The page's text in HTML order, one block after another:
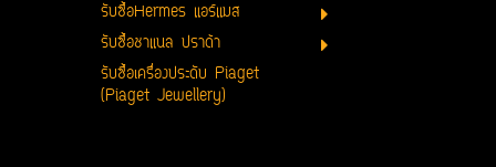
รับซื้อHermes แอร์แมส
รับซื้อชาแนล ปราด้า
รับซื้อเครื่องประดับ Piaget
(Piaget Jewellery)